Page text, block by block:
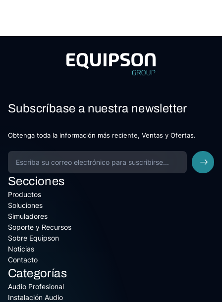
Subscríbase a nuestra newsletter
Obtenga toda la información más reciente, Ventas y Ofertas.
Secciones
Productos
Soluciones
Simuladores
Soporte y Recursos
Sobre Equipson
Noticias
Contacto
Categorías
Audio Profesional
Instalación Audio